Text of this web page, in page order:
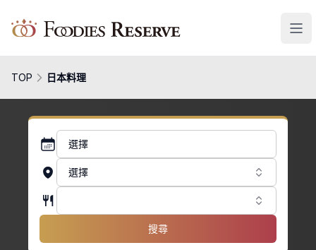
Foodies Reserve
TOP 日本料理
選擇
選擇
搜尋